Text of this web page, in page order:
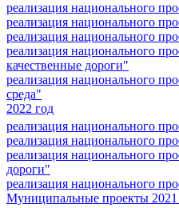
реализация национального
реализация национального
реализация национального
реализация национального
качественные дороги"
реализация национального
среда"
2022 год
реализация национального
реализация национального
реализация национального
дороги"
реализация национального
Муниципальные проекты 2021